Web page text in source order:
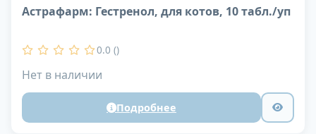
Астрафарм: Гестренол, для котов, 10 табл./уп
0.0 ()
Нет в наличии
Подробнее